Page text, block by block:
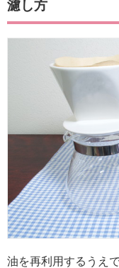
濾し方
油を再利用するうえ